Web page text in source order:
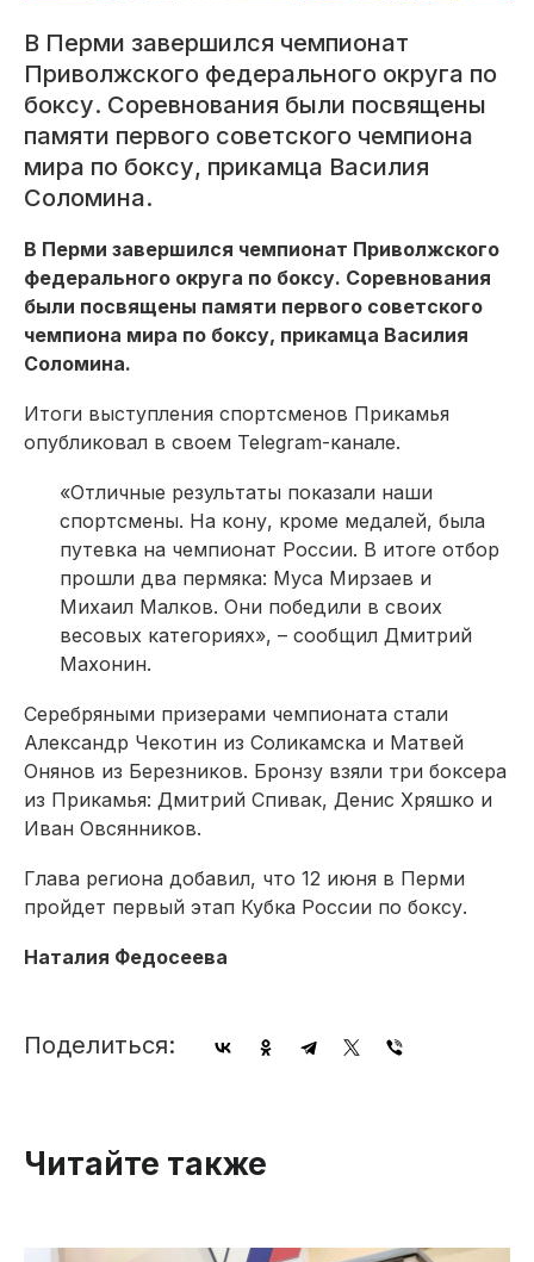
В Перми завершился чемпионат
Приволжского федерального округа по
боксу. Соревнования были посвящены
памяти первого советского чемпиона
мира по боксу, прикамца Василия
Соломина.
В Перми завершился чемпионат Приволжского
федерального округа по боксу. Соревнования
были посвящены памяти первого советского
чемпиона мира по боксу, прикамца Василия
Соломина.
Итоги выступления спортсменов Прикамья
опубликовал в своем Telegram-канале.
«Отличные результаты показали наши
спортсмены. На кону, кроме медалей, была
путевка на чемпионат России. В итоге отбор
прошли два пермяка: Муса Мирзаев и
Михаил Малков. Они победили в своих
весовых категориях», – сообщил Дмитрий
Махонин.
Серебряными призерами чемпионата стали
Александр Чекотин из Соликамска и Матвей
Онянов из Березников. Бронзу взяли три боксера
из Прикамья: Дмитрий Спивак, Денис Хряшко и
Иван Овсянников.
Глава региона добавил, что 12 июня в Перми
пройдет первый этап Кубка России по боксу.
Наталия Федосеева
Поделиться:
Читайте также